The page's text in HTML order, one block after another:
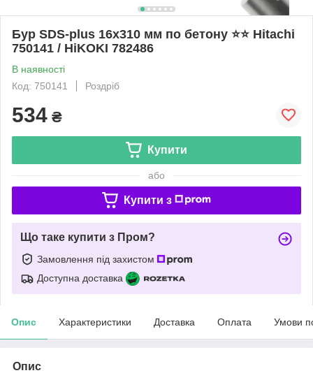
Бур SDS-plus 16х310 мм по бетону ⭐️⭐️ Hitachi
750141 / HiKOKI 782486
В наявності
Код: 750141
Роздріб
534 ₴
Купити
або
Купити з
Що таке купити з Пром?
Замовлення під захистом
Доступна доставка
Опис Характеристики Доставка Оплата Умови
Опис